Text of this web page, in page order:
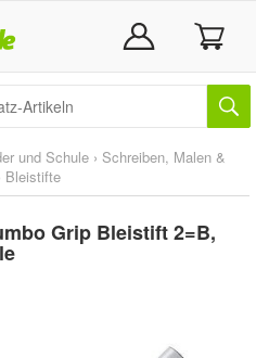
und Schule › Schreiben, Malen &
Bleistifte
Grip Bleistift 2=B,